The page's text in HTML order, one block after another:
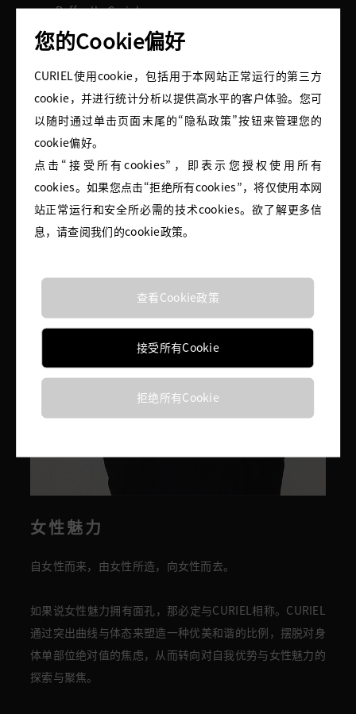
—— Raffaella Curiel
女性魅力
自女性而来，由女性所造，向女性而去。
如果说女性魅力拥有面孔，那必定与CURIEL相称。CURIEL
通过突出曲线与体态来塑造一种优美和谐的比例，摆脱对身
体单部位绝对值的焦虑，从而转向对自我优势与女性魅力的
探索与聚焦。
您的Cookie偏好
CURIEL使用cookie，包括用于本网站正常运行的第三方
cookie，并进行统计分析以提供高水平的客户体验。您可
以随时通过单击页面末尾的“隐私政策”按钮来管理您的
cookie偏好。
点击“接受所有cookies”，即表示您授权使用所有
cookies。如果您点击“拒绝所有cookies”，将仅使用本网
站正常运行和安全所必需的技术cookies。欲了解更多信
息，请查阅我们的cookie政策。
查看Cookie政策
接受所有Cookie
拒绝所有Cookie